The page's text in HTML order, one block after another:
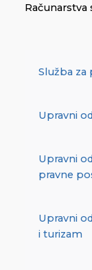
Računarstva
Služba za
Upravni
Upravni
pravne
Upravni
i turizam